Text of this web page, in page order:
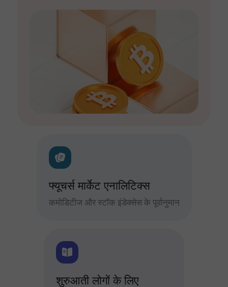
फ्यूचर्स मार्केट एनालिटिक्स
कमोडिटीज और स्टॉक इंडेक्सेस के पूर्वानुमान
शुरुआती लोगों के लिए